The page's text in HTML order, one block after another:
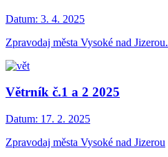
Datum: 3. 4. 2025
Zpravodaj města Vysoké nad Jizerou.
Větrník č.1 a 2 2025
Datum: 17. 2. 2025
Zpravodaj města Vysoké nad Jizerou